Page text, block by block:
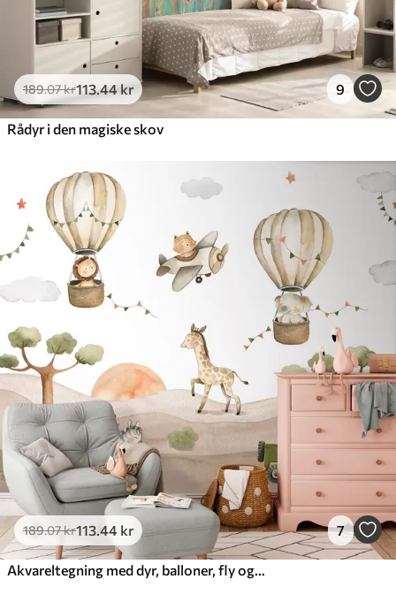
189.07kr113.44 kr 9
Rådyr i den magiske skov
189.07kr113 .44 kr 7